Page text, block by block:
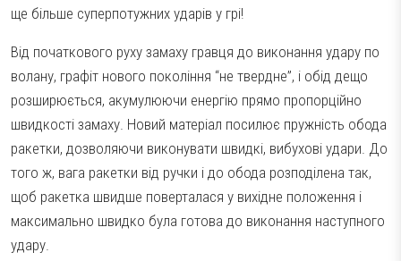
ще більше суперпотужних ударів у грі!
Від початкового руху замаху гравця до виконання удару по
волану, графіт нового покоління “не твердне”, і обід дещо
розширюється, акумулюючи енергію прямо пропорційно
швидкості замаху. Новий матеріал посилює пружність обода
ракетки, дозволяючи виконувати швидкі, вибухові удари. До
того ж, вага ракетки від ручки і до обода розподілена так,
щоб ракетка швидше поверталася у вихідне положення і
максимально швидко була готова до виконання наступного
удару.